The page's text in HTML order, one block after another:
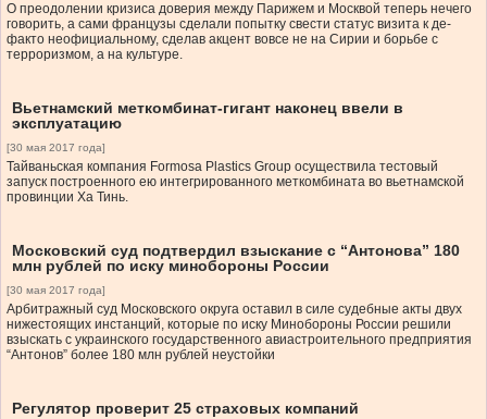
О преодолении кризиса доверия между Парижем и Москвой теперь нечего
говорить, а сами французы сделали попытку свести статус визита к де-
факто неофициальному, сделав акцент вовсе не на Сирии и борьбе с
терроризмом, а на культуре.
Вьетнамский меткомбинат-гигант наконец ввели в
эксплуатацию
[30 мая 2017 года]
Тайваньская компания Formosa Plastics Group осуществила тестовый
запуск построенного ею интегрированного меткомбината во вьетнамской
провинции Ха Тинь.
Московский суд подтвердил взыскание с “Антонова” 180
млн рублей по иску минобороны России
[30 мая 2017 года]
Арбитражный суд Московского округа оставил в силе судебные акты двух
нижестоящих инстанций, которые по иску Минобороны России решили
взыскать с украинского государственного авиастроительного предприятия
“Антонов” более 180 млн рублей неустойки
Регулятор проверит 25 страховых компаний